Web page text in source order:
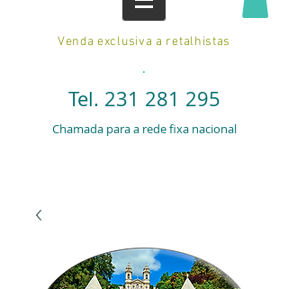
Venda exclusiva a retalhistas
.
Tel. 231 281 295
Chamada para a rede fixa nacional